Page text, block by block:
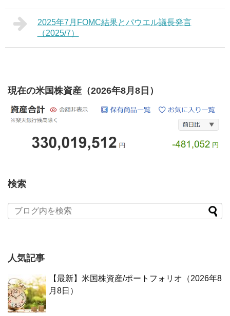
2025年7月FOMC結果とパウエル議長発言
（2025/7）
現在の米国株資産（2026年8月8日）
検索
人気記事
【最新】米国株資産/ポートフォリオ（2026年8
月8日）